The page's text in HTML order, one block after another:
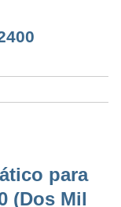
para
(Dos Mil